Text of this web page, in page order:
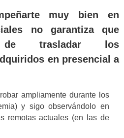
muy bien en
no garantiza que
trasladar los
en presencial a
ampliamente durante los
y sigo observándolo en
remotas actuales (en las de